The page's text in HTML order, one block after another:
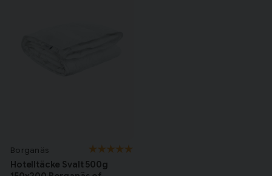
Borganäs
Hotelltäcke Svalt 500g